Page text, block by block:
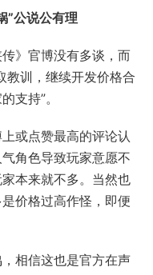
”公说公有理
》官博没有多谈，而
教训，继续开发价格合
支持”。
或点赞最高的评论认
角色导致玩家意愿不
本来就不多。当然也
价格过高作怪，即便
相信这也是官方在声